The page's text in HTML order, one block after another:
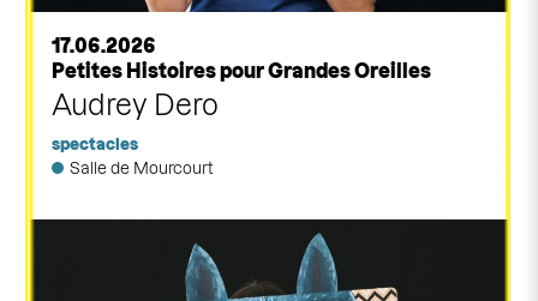
17.06.2026
Petites Histoires pour Grandes Oreilles
Audrey Dero
spectacles
Salle de Mourcourt